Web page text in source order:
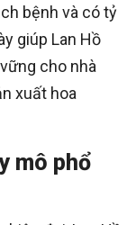
bệnh và có tỷ
giúp Lan Hồ
cho nhà
xuất hoa
mô phổ